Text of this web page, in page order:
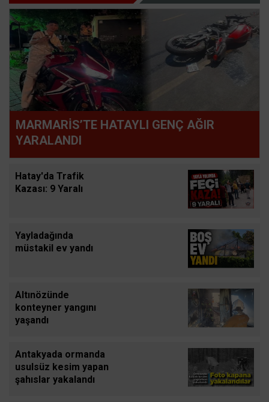
MARMARİS’TE HATAYLI GENÇ AĞIR
YARALANDI
Hatay'da Trafik
Kazası: 9 Yaralı
Yayladağında
müstakil ev yandı
Altınözünde
konteyner yangını
yaşandı
Antakyada ormanda
usulsüz kesim yapan
şahıslar yakalandı